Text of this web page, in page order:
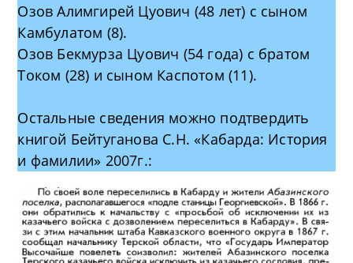
Озов Алимгирей Цуович (48 лет) с сыном
Камбулатом (8).
Озов Бекмурза Цуович (54 года) с братом
Током (28) и сыном Каспотом (11).
Остальные сведения можно подтвердить
книгой Бейтуганова С.Н. «Кабарда: История
и фамилии» 2007г.: